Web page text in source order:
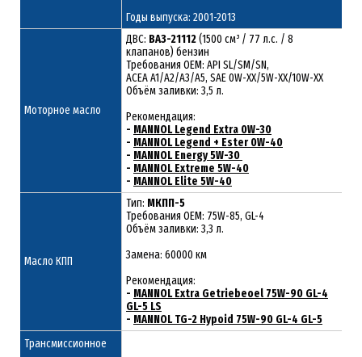
Годы выпуска: 2001-2013
Моторное масло
ДВС: ВАЗ-21112(1500 см³ / 77 л.с. / 8
клапанов) бензин
Требования ОЕМ: API SL/SM/SN,
ACEA A1/A2/A3/A5, SAE 0W-XX/5W-XX/10W-XX
Объём заливки: 3,5 л.
Рекомендация:
- MANNOL Legend Extra 0W-30
- MANNOL Legend + Ester 0W-40
- MANNOL Energy 5W-30
- MANNOL Extreme 5W-40
- MANNOL Elite 5W-40
Масло КПП
Тип: МКПП-5
Требования OEM: 75W-85, GL-4
Объём заливки: 3,3 л.
Замена: 60000 км
Рекомендация:
- MANNOL Extra Getriebeoel 75W-90 GL-4
GL-5 LS
- MANNOL TG-2 Hypoid 75W-90 GL-4 GL-5
Трансмиссионное